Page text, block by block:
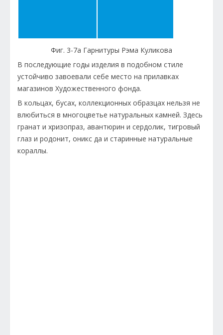
Фиг. 3-7а Гарнитуры Рэма Куликова
В последующие годы изделия в подобном стиле
устойчиво завоевали себе место на прилавках
магазинов Художественного фонда.
В кольцах, бусах, коллекционных образцах нельзя не
влюбиться в многоцветье натуральных камней. Здесь
гранат и хризопраз, авантюрин и сердолик, тигровый
глаз и родонит, оникс да и старинные натуральные
кораллы.